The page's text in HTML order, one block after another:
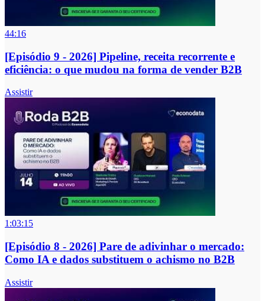
44:16
[Episódio 9 - 2026] Pipeline, receita recorrente e
eficiência: o que mudou na forma de vender B2B
Assistir
1:03:15
[Episódio 8 - 2026] Pare de adivinhar o mercado:
Como IA e dados substituem o achismo no B2B
Assistir